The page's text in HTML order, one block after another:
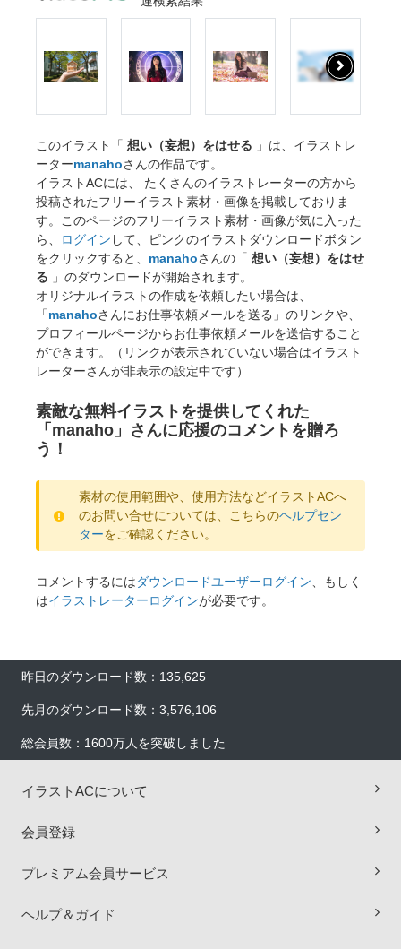
このイラスト「 想い（妄想）をはせる 」は、イラストレ
ーターmanahoさんの作品です。
イラストACには、 たくさんのイラストレーターの方から
投稿されたフリーイラスト素材・画像を掲載しておりま
す。このページのフリーイラスト素材・画像が気に入った
ら、
ログイン して、ピンクのイラストダウンロードボタン
をクリックすると、 manahoさんの「 想い（妄想）をはせ
る 」のダウンロードが開始されます。
オリジナルイラストの作成を依頼したい場合は、
「manahoさんにお仕事依頼メールを送る」のリンクや、
プロフィールページからお仕事依頼メールを送信すること
ができます。（リンクが表示されていない場合はイラスト
レーターさんが非表示の設定中です）
素敵な無料イラストを提供してくれた
「manaho」さんに応援のコメントを贈ろ
う！
素材の使用範囲や、使用方法などイラストACへ
のお問い合せについては、こちらのヘルプセン
ターをご確認ください。
コメントするにはダウンロードユーザーログイン、もしく
はイラストレーターログインが必要です。
昨日のダウンロード数：135,625
先月のダウンロード数：3,576,106
総会員数：1600万人を突破しました
イラストACについて
会員登録
プレミアム会員サービス
ヘルプ＆ガイド